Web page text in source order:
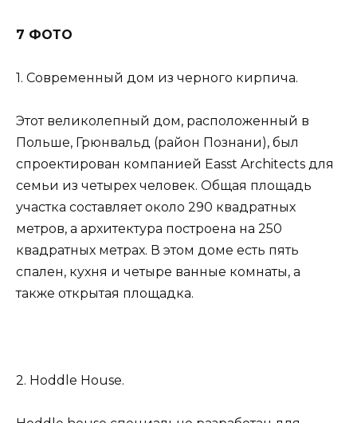
7 ФОТО
1. Современный дом из черного кирпича.
Этот великолепный дом, расположенный в
Польше, Грюнвальд (район Познани), был
спроектирован компанией Easst Architects для
семьи из четырех человек. Общая площадь
участка составляет около 290 квадратных
метров, а архитектура построена на 250
квадратных метрах. В этом доме есть пять
спален, кухня и четыре ванные комнаты, а
также открытая площадка.
2. Hoddle House.